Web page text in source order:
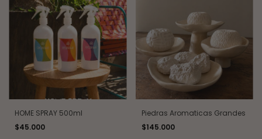
HOME SPRAY 500ml
$45.000
Piedras Aromaticas Grandes
$145.000